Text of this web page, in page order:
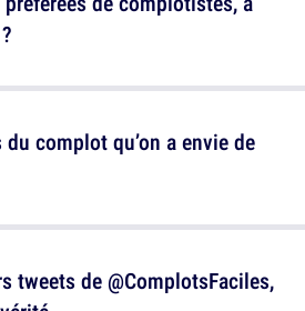
complot qu’on a envie de
tweets de @ComplotsFaciles,